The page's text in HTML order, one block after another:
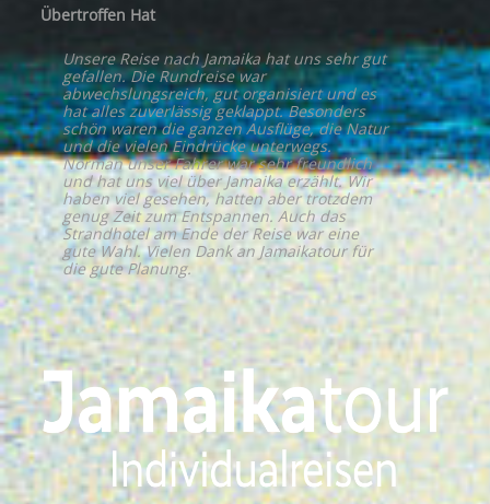
Übertroffen Hat
Unsere Reise nach Jamaika hat uns sehr gut
gefallen. Die Rundreise war
abwechslungsreich, gut organisiert und es
hat alles zuverlässig geklappt. Besonders
schön waren die ganzen Ausflüge, die Natur
und die vielen Eindrücke unterwegs.
Norman unser Fahrer war sehr freundlich
und hat uns viel über Jamaika erzählt. Wir
haben viel gesehen, hatten aber trotzdem
genug Zeit zum Entspannen. Auch das
Strandhotel am Ende der Reise war eine
gute Wahl. Vielen Dank an Jamaikatour für
die gute Planung.